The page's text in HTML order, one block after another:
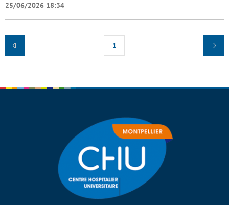
25/06/2026 18:34
1